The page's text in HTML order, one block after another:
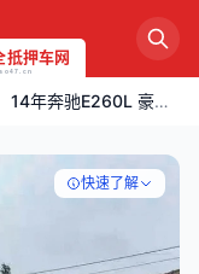
14年奔驰E260L 豪华高配
快速了解